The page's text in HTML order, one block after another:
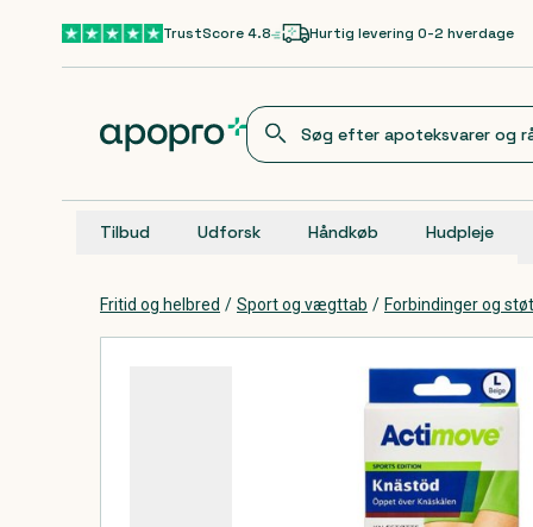
Gå til hovedindholdTrustScore 4.8 Hurtig levering 0-2 hverdage
Tilbud Udforsk Håndkøb Hudpleje
Fritid og helbred / Sport og vægttab / Forbindinger og